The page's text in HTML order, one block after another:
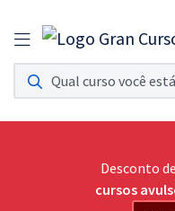
Assinatura Ilimitada 11
Acesso a todos os cursos. Teste
Assinatura OAB Até
Acesso ilimitado a todaDesconto de
cursos